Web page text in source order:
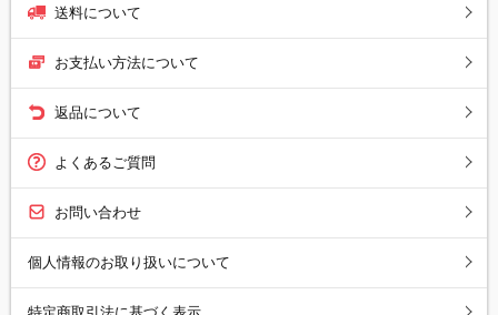
送料について
お支払い方法について
返品について
よくあるご質問
お問い合わせ
個人情報のお取り扱いについて